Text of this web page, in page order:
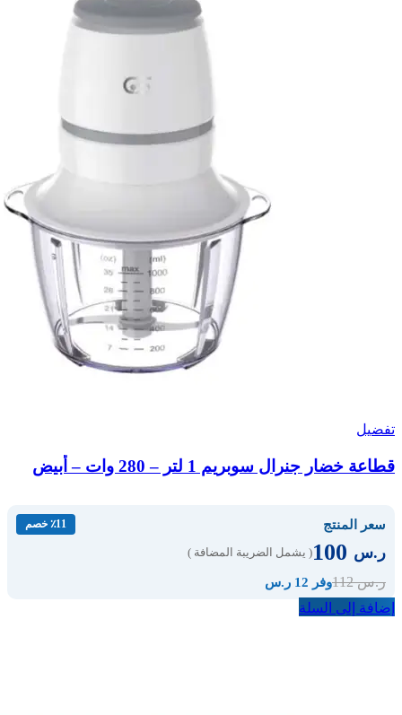
تفضيل
قطاعة خضار جنرال سوبريم 1 لتر – 280 وات – أبيض
سعر المنتج ٪11 خصم
ر.س ( يشمل الضريبة المضافة )
ر.س112 وفر 12 ر.س
إضافة إلى السلة